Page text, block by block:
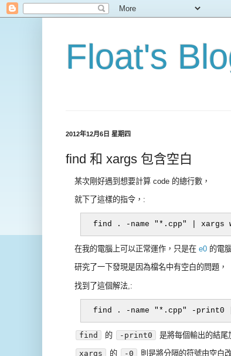
Float's
2012年12月6日 星期四
find 和 xargs 包含空白
某次剛好遇到想要計算 code 的總行數，
就下了這樣的指令，:
在我的電腦上可以正常運作，只是在 e0 的電
研究了一下發現是因為檔名中有空白的問題，
找到了這個解法,:
find 的 -print0 是將每個輸出的結尾
xargs 的 -0 則是將分隔的符號由空白